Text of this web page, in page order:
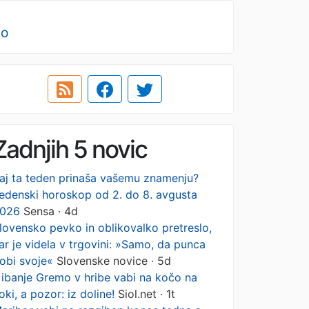
5 novic
ta teden prinaša vašemu znamenju?
horoskop od 2. do 8. avgusta
Sensa · 4d
pevko in oblikovalko pretreslo,
je videla v trgovini: »Samo, da punca
svoje« Slovenske novice · 5d
Gremo v hribe vabi na kočo na
a pozor: iz doline! Siol.net · 1t